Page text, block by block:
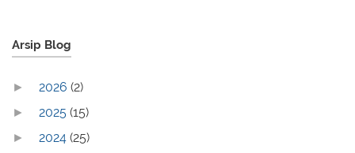
Arsip Blog
► 2026 (2)
► 2025 (15)
► 2024 (25)